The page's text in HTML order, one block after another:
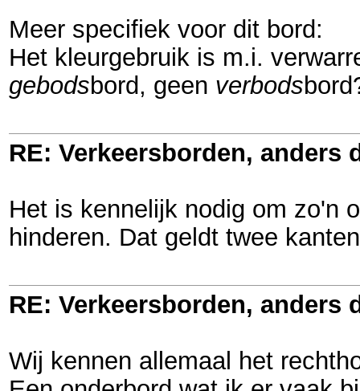
Meer specifiek voor dit bord:
Het kleurgebruik is m.i.
gebodsbord, geen verbods
RE: Verkeersborden, anders
Het is kennelijk nodig om zo'n
hinderen. Dat geldt twee
RE: Verkeersborden, anders
Wij kennen allemaal het